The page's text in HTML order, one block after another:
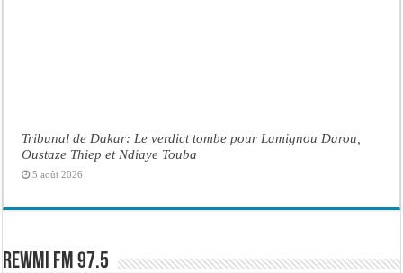
Tribunal de Dakar: Le verdict tombe pour Lamignou Darou,
Oustaze Thiep et Ndiaye Touba
5 août 2026
Rewmi FM 97.5